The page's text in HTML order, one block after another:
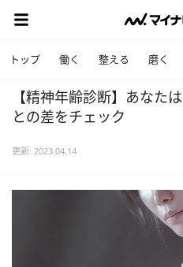
トップ 働く 整える 磨く
【精神年齢診断】あな
との差をチェック
更新: 2023.04.14